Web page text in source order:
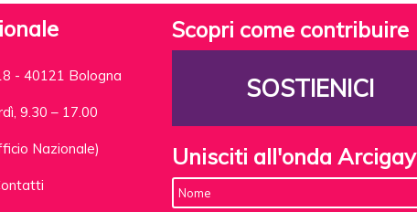
- 40121 Bologna
9.30 – 17.00
Nazionale)
Scopri come contribuire
SOSTIENICI
Unisciti all'onda Arcigay